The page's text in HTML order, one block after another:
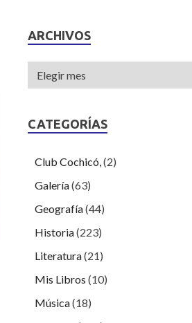
ARCHIVOS
CATEGORÍAS
Club Cochicó,(2)
Galería(63)
Geografía(44)
Historia(223)
Literatura(21)
Mis Libros (10)
Música(18)